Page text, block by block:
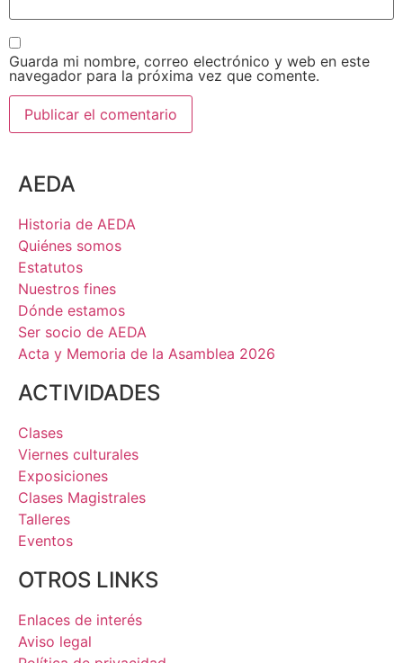
Guarda mi nombre, correo electrónico y web en este
navegador para la próxima vez que comente.
AEDA
Historia de AEDA
Quiénes somos
Estatutos
Nuestros fines
Dónde estamos
Ser socio de AEDA
Acta y Memoria de la Asamblea 2026
ACTIVIDADES
Clases
Viernes culturales
Exposiciones
Clases Magistrales
Talleres
Eventos
OTROS LINKS
Enlaces de interés
Aviso legal